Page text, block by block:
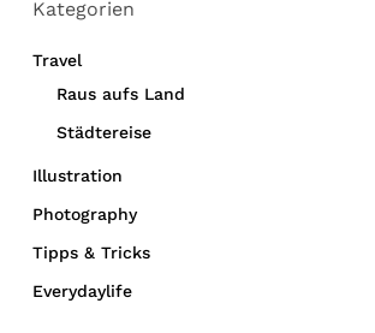
Kategorien
Travel
Raus aufs Land
Städtereise
Illustration
Photography
Tipps & Tricks
Everydaylife